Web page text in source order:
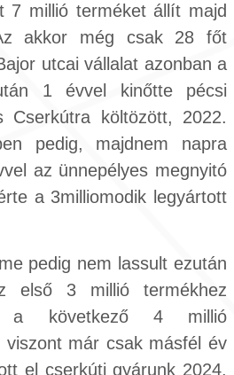
7 millió terméket állít majd
akkor még csak 28 főt
utcai vállalat azonban a
1 évvel kinőtte pécsi
Cserkútra költözött, 2022.
pedig, majdnem napra
az ünnepélyes megnyitó
a 3milliomodik legyártott
pedig nem lassult ezután
első 3 millió termékhez
a következő 4 millió
viszont már csak másfél év
el cserkúti gyárunk 2024.